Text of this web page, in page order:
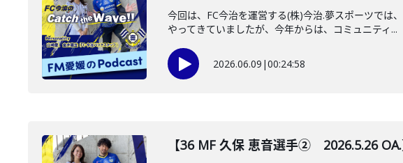
今回は、FC今治を運営する(株)今治.夢スポーツでは
やってきていましたが、今年からは、コミュニティ...
2026.06.09 |00:24:58
【36 MF 久保 恵音選手② 2026.5.26 OA.